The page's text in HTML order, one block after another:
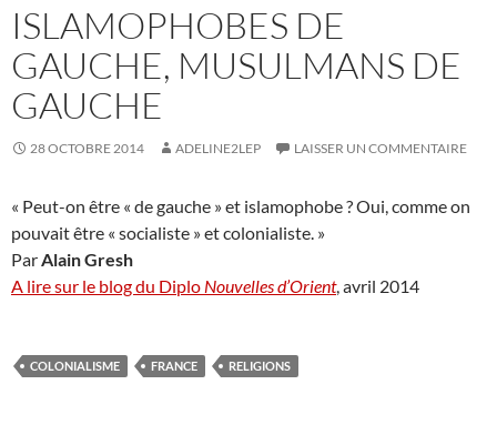
ISLAMOPHOBES DE
GAUCHE, MUSULMANS DE
GAUCHE
28 OCTOBRE 2014 ADELINE2LEP LAISSER UN COMMENTAIRE
« Peut-on être « de gauche » et islamophobe ? Oui, comme on
pouvait être « socialiste » et colonialiste. »
Par Alain Gresh
A lire sur le blog du Diplo Nouvelles d’Orient, avril 2014
COLONIALISME FRANCE RELIGIONS